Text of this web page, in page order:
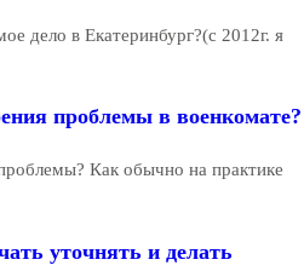
дело в Екатеринбург?(с 2012г. я
проблемы в военкомате?
Как обычно на практике
уточнять и делать